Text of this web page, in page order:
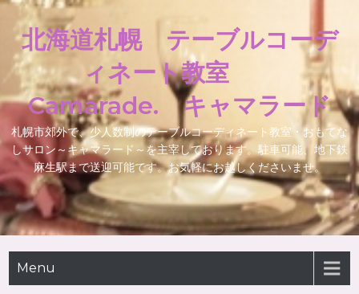
北海道札幌 テーブルコーデ
ィネート教室
Camarade. キャマラード
札幌市郊外で、少人数制のテーブルコーディネート教室・おもてな
しサロン～キャマラード～を主宰しております。駐車可能、地下鉄
麻生駅まで送迎可能です。お気軽にお越しくださいませ。
Menu